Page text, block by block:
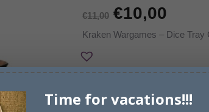
€11,00 Original
price
€10,00
€10,00.
Kraken Wargames – Dice Tray
Time for vacations!!!